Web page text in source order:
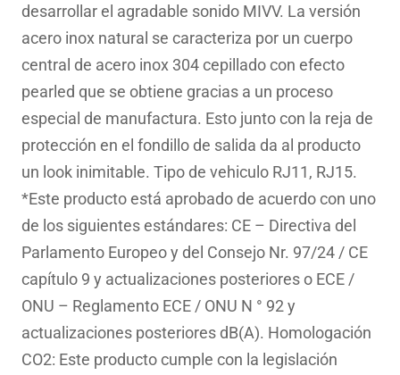
desarrollar el agradable sonido MIVV. La versión
acero inox natural se caracteriza por un cuerpo
central de acero inox 304 cepillado con efecto
pearled que se obtiene gracias a un proceso
especial de manufactura. Esto junto con la reja de
protección en el fondillo de salida da al producto
un look inimitable. Tipo de vehiculo RJ11, RJ15.
*Este producto está aprobado de acuerdo con uno
de los siguientes estándares: CE – Directiva del
Parlamento Europeo y del Consejo Nr. 97/24 / CE
capítulo 9 y actualizaciones posteriores o ECE /
ONU – Reglamento ECE / ONU N ° 92 y
actualizaciones posteriores dB(A). Homologación
CO2: Este producto cumple con la legislación